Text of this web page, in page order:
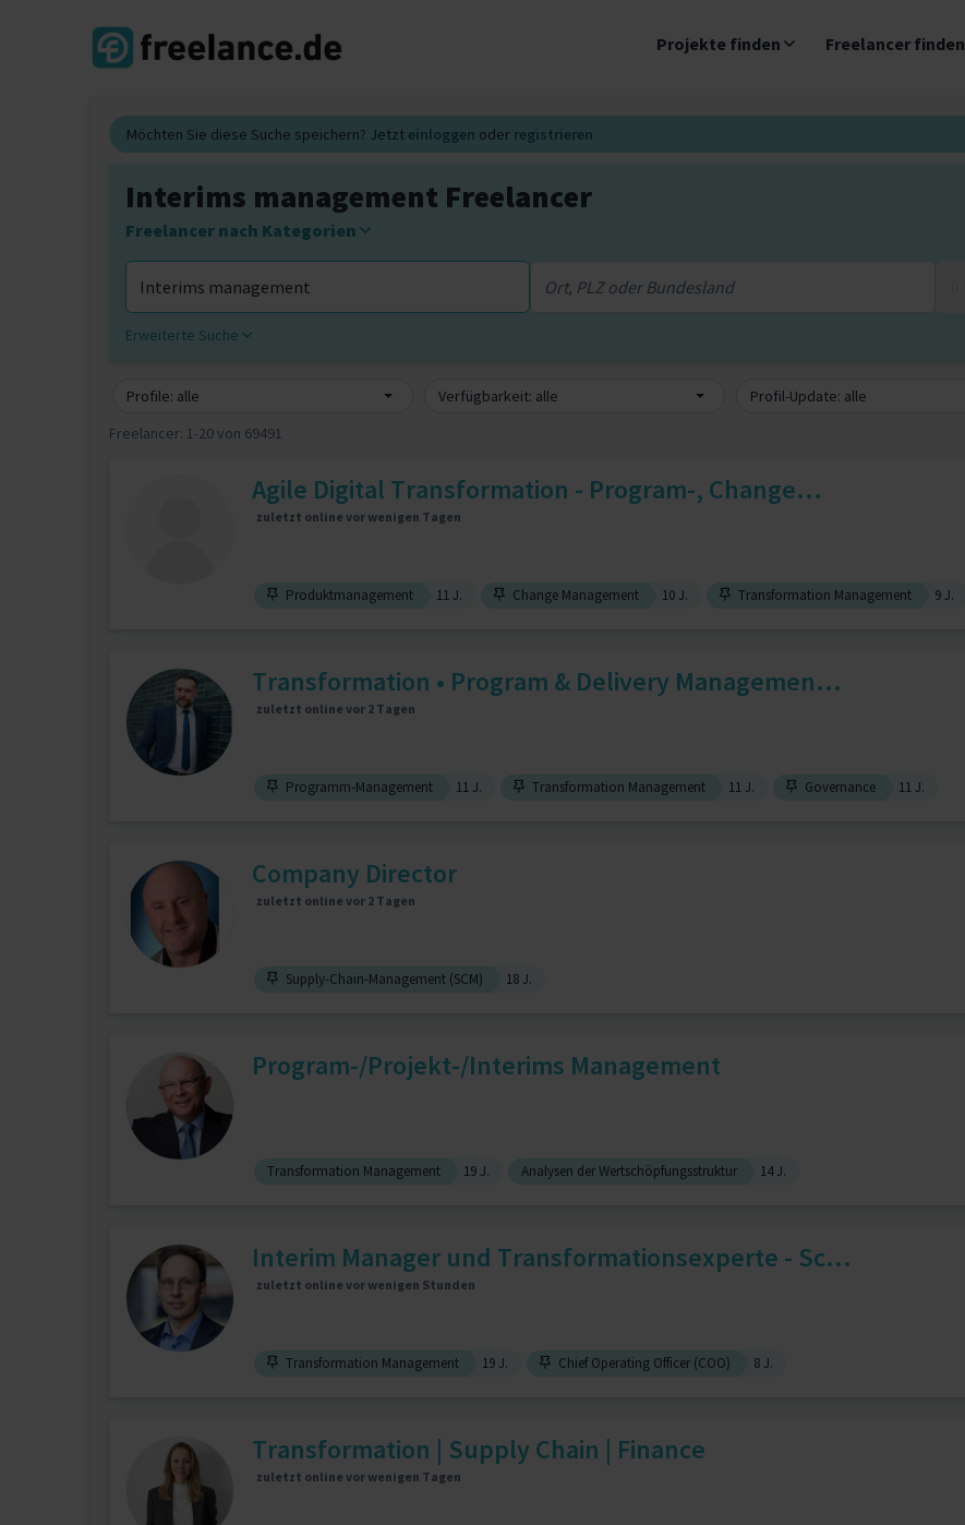
Projekte finden Freelancer finden
Möchten Sie diese Suche speichern? Jetzt einloggen oder registrieren
Interims management Freelancer
Freelancer nach Kategorien
Erweiterte Suche
Profile: alle Verfügbarkeit: alle Profil-Update: alle
Freelancer: 1-20 von 69491
Agile Digital Transformation - Program-, Change...
zuletzt online vor wenigen Tagen
Produktmanagement 11 J. Change Management 10 J. Transformation Management 9 J.
Transformation • Program & Delivery Managemen...
zuletzt online vor 2 Tagen
Programm-Management 11 J. Transformation Management 11 J. Governance 11 J.
Company Director
zuletzt online vor 2 Tagen
Supply-Chain-Management (SCM) 18 J.
Program-/Projekt-/Interims Management
Transformation Management 19 J. Analysen der Wertschöpfungsstruktur 14 J.
Interim Manager und Transformationsexperte - Sc...
zuletzt online vor wenigen Stunden
Transformation Management 19 J. Chief Operating Officer (COO) 8 J.
Transformation | Supply Chain | Finance
zuletzt online vor wenigen Tagen